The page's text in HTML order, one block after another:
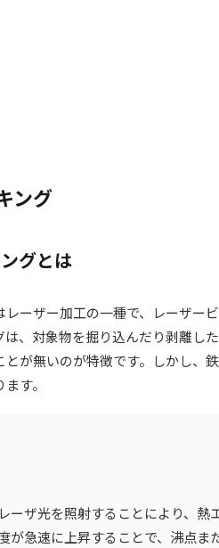
ング
グとは
レーザー加工の一種で、レーザー
は、対象物を掘り込んだり剥離し
とが無いのが特徴です。しかし、
す。
ーザ光を照射することにより、
が急速に上昇することで、沸点ま